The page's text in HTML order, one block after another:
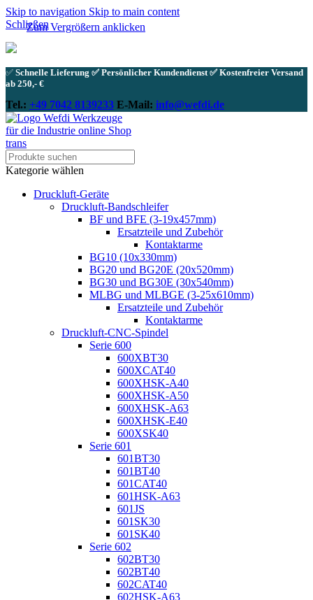
Skip to navigation Skip to main content
Schließen
✅ Schnelle Lieferung ✅ Persönlicher Kundendienst ✅ Kostenfreier Versand
ab 250,- €
Tel.: +49 7042 8139233 E-Mail: info@wefdi.de
Kategorie wählen
Druckluft-Geräte
Druckluft-Bandschleifer
BF und BFE (3-19x457mm)
Ersatzteile und Zubehör
Kontaktarme
BG10 (10x330mm)
BG20 und BG20E (20x520mm)
BG30 und BG30E (30x540mm)
MLBG und MLBGE (3-25x610mm)
Ersatzteile und Zubehör
Kontaktarme
Druckluft-CNC-Spindel
Serie 600
600XBT30
600XCAT40
600XHSK-A40
600XHSK-A50
600XHSK-A63
600XHSK-E40
600XSK40
Serie 601
601BT30
601BT40
601CAT40
601HSK-A63
601JS
601SK30
601SK40
Serie 602
602BT30
602BT40
602CAT40
602HSK-A63
Zum Vergrößern anklicken